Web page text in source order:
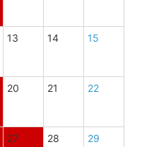
13 14 15
20 21 22
27 28 29